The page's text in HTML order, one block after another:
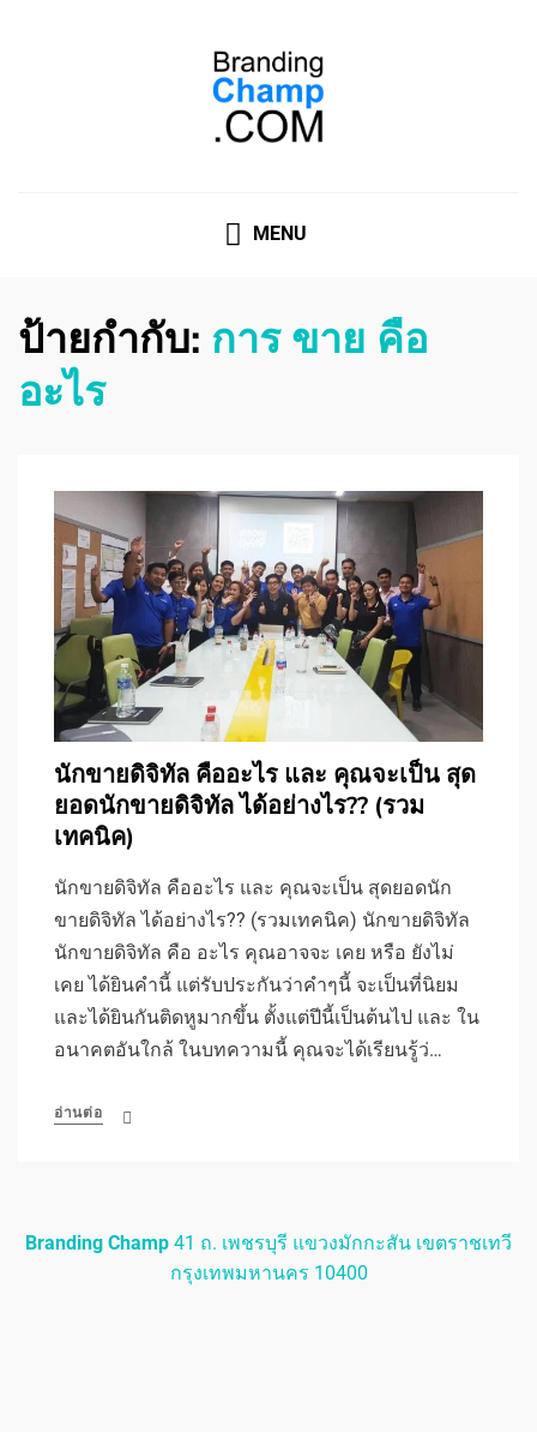
MENU
ป้ายกำกับ: การ ขาย คือ
อะไร
นักขายดิจิทัล คืออะไร และ คุณจะเป็น สุด
ยอดนักขายดิจิทัล ได้อย่างไร?? (รวม
เทคนิค)
นักขายดิจิทัล คืออะไร และ คุณจะเป็น สุดยอดนัก
ขายดิจิทัล ได้อย่างไร?? (รวมเทคนิค) นักขายดิจิทัล
นักขายดิจิทัล คือ อะไร คุณอาจจะ เคย หรือ ยังไม่
เคย ได้ยินคำนี้ แต่รับประกันว่าคำๆนี้ จะเป็นที่นิยม
และได้ยินกันติดหูมากขึ้น ตั้งแต่ปีนี้เป็นต้นไป และ ใน
อนาคตอันใกล้ ในบทความนี้ คุณจะได้เรียนรู้ว่…
อ่านต่อ
Branding Champ 41 ถ. เพชรบุรี แขวงมักกะสัน เขตราชเทวี
กรุงเทพมหานคร 10400